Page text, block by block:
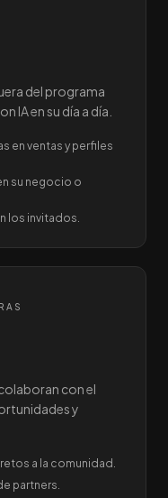
del programa
IA en su día a día.
en ventas y perfiles
su negocio o
los invitados.
con el
y
a la comunidad.
partners.